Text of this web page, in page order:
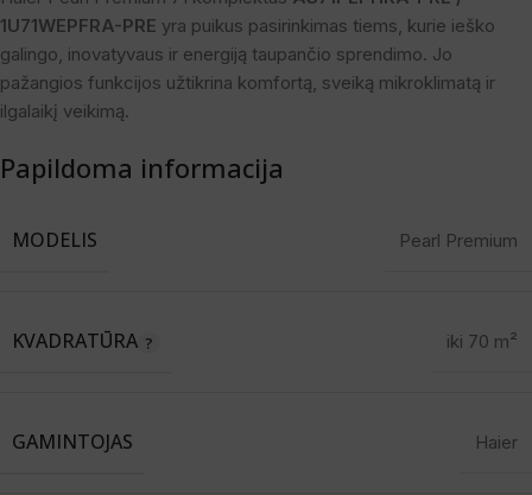
1U71WEPFRA-PRE yra puikus pasirinkimas tiems, kurie ieško
galingo, inovatyvaus ir energiją taupančio sprendimo. Jo
pažangios funkcijos užtikrina komfortą, sveiką mikroklimatą ir
ilgalaikį veikimą.
Papildoma informacija
MODELIS Pearl Premium
KVADRATŪRA iki 70 m²
GAMINTOJAS Haier